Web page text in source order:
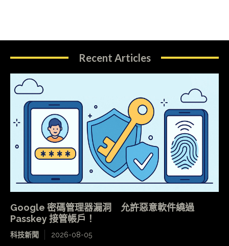
Recent Articles
Google 密碼管理器漏洞 允許惡意軟件繞過
Passkey 接管帳戶！
科技新聞 2026-08-05